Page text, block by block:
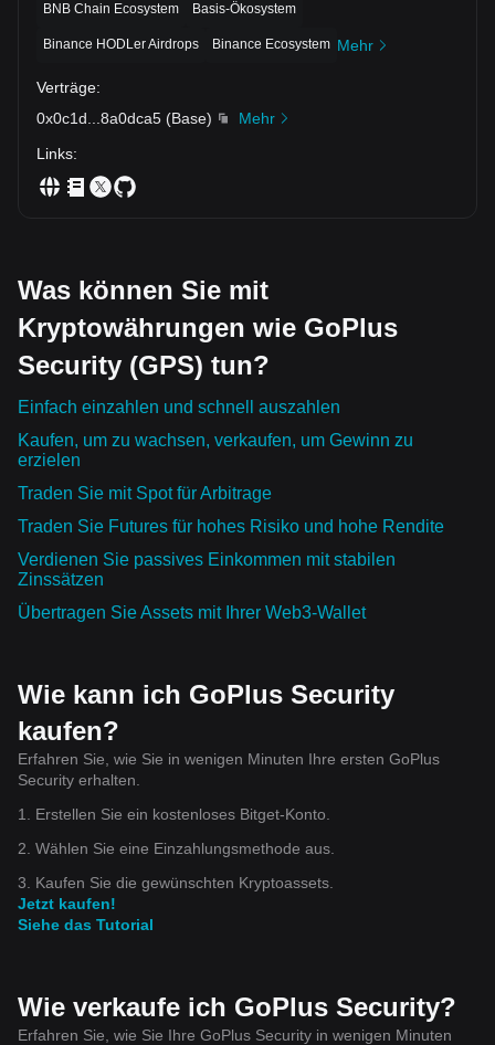
BNB Chain Ecosystem Basis-Ökosystem
Binance HODLer Airdrops Binance Ecosystem Mehr
Verträge:
0x0c1d
8a0dca5 (Base)
Mehr
Links:
Was können Sie mit
Kryptowährungen wie GoPlus
Security (GPS) tun?
Einfach einzahlen und schnell auszahlen
Kaufen, um zu wachsen, verkaufen, um Gewinn zu
erzielen
Traden Sie mit Spot für Arbitrage
Traden Sie Futures für hohes Risiko und hohe Rendite
Verdienen Sie passives Einkommen mit stabilen
Zinssätzen
Übertragen Sie Assets mit Ihrer Web3-Wallet
Wie kann ich GoPlus Security
kaufen?
Erfahren Sie, wie Sie in wenigen Minuten Ihre ersten GoPlus
Security erhalten.
1. Erstellen Sie ein kostenloses Bitget-Konto.
2. Wählen Sie eine Einzahlungsmethode aus.
3. Kaufen Sie die gewünschten Kryptoassets.
Jetzt kaufen!
Siehe das Tutorial
Wie verkaufe ich GoPlus Security?
Erfahren Sie, wie Sie Ihre GoPlus Security in wenigen Minuten